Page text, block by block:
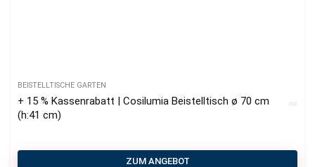
BEISTELLTISCHE GARTEN
+ 15 % Kassenrabatt | Cosilumia Beistelltisch ø 70 cm
(h:41 cm)
ZUM ANGEBOT